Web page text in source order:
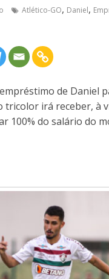
Atlético-GO, Daniel,
de Daniel
tricolor irá receber, à
100% do salário do